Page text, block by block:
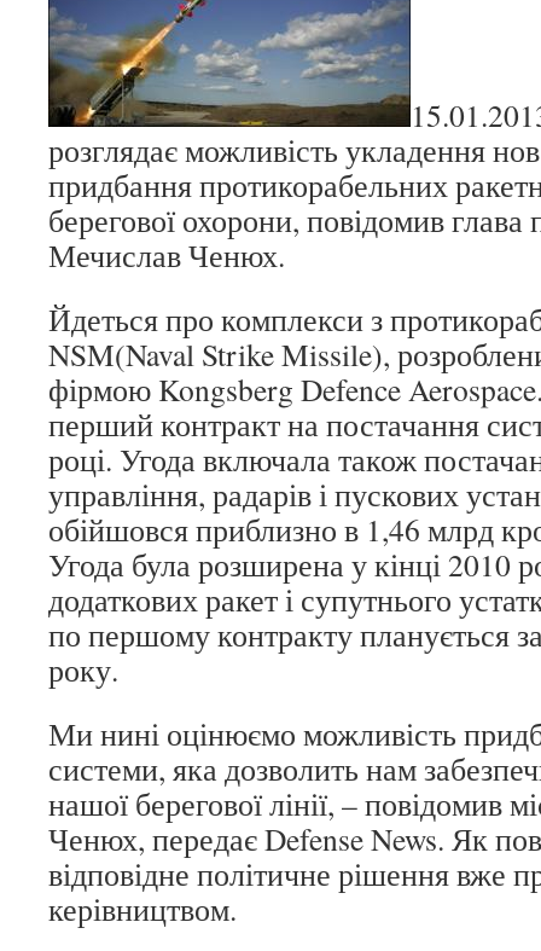
розглядає можливість укладення
придбання протикорабельних
берегової охорони, повідомив
Мечислав Ченюх.
Йдеться про комплекси з
NSM(Naval Strike Missile),
фірмою Kongsberg Defence
перший контракт на постачання
році. Угода включала також
управління, радарів і пускових
обійшовся приблизно в 1,46 млрд
Угода була розширена у кінці 2010
додаткових ракет і супутнього
по першому контракту планується
року.
Ми нині оцінюємо можливість
системи, яка дозволить нам
нашої берегової лінії, – повідомив
Ченюх, передає Defense News. Як
відповідне політичне рішення вже
керівництвом.